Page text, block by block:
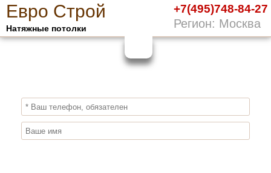
Евро Строй
Натяжные потолки
+7(495)748-84-27
Регион: Москва
ПОЛУЧИ СКИДКУ10%